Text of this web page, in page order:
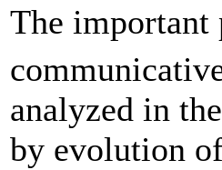
The important
analyzed in
by evolution